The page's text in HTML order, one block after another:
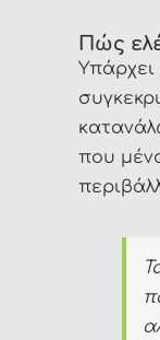
Πώς
που